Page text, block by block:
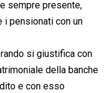
sempre presente,
i pensionati con un
si giustifica con
della banche
e con esso